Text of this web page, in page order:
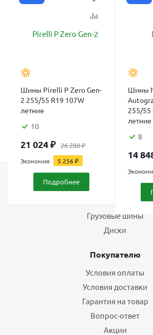
Шины Pirelli P Zero Gen-
2 255/55 R19 107W
летние
10
21 024₽ 26 280₽
Экономия 5 256₽
Подробнее
Шины
255/55
летние
8
14
Грузовые шины
Диски
Покупателю
Условия оплаты
Условия доставки
Гарантия на товар
Вопрос-ответ
Акции